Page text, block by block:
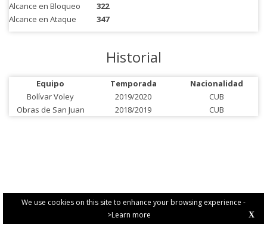
We use cookies on this site to enhance your browsing experience -
>Learn more
X
Alcance en Bloqueo
322
Alcance en Ataque
347
Historial
Equipo Temporada
Nacionalidad
Bolívar Voley
2019/2020
CUB
Obras de San Juan
2018/2019 CUB